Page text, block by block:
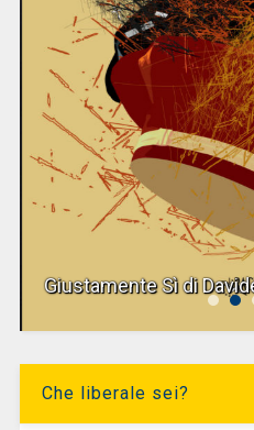
Giustamente Sì di
Che liberale sei?